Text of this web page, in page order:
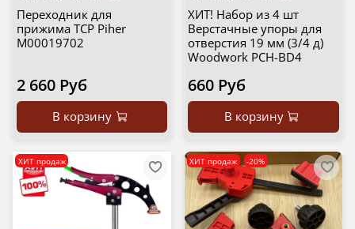
Переходник для
прижима TCP Piher
М00019702
2 660 Руб
В корзину
ХИТ! Набор из 4 шт
Верстачные упоры для
отверстия 19 мм (3/4 д)
Woodwork PCH-BD4
660 Руб
В корзину
ХИТ продаж ХИТ продаж -20%